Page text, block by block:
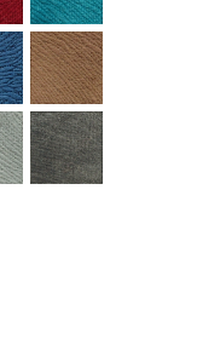
Tabaco
Gris